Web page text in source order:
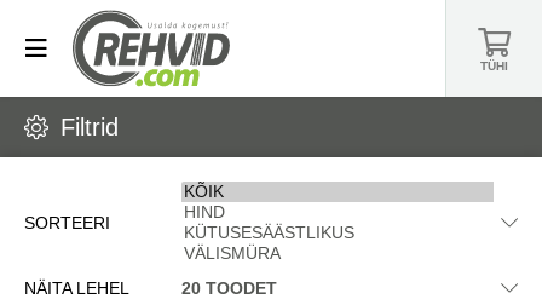
TÜHI
Filtrid
SORTEERI
NÄITA LEHEL